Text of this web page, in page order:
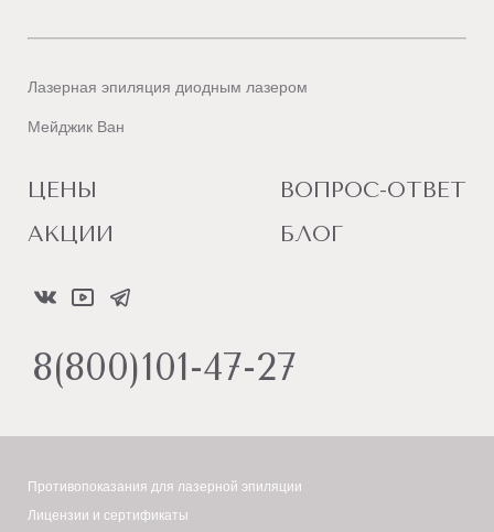
Лазерная эпиляция диодным лазером
Мейджик Ван
ЦЕНЫ
АКЦИИ
ВОПРОС-ОТВЕТ
БЛОГ
8(800)101-47-27
Противопоказания для лазерной эпиляции
Лицензии и сертификаты